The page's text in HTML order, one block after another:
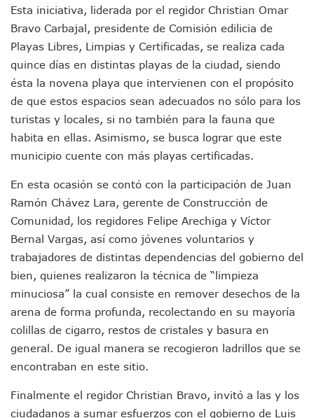
Hallazgo De Yareli Colmenares Tovar Eleva A 4 Cuerpos
Regresa A Puerto Vallarta La Premiación Nacional De La
Ra Aguilar Acompaña A Cientos De Familias En Las
Oleaje Y Riesgo Por Cocodrilos Mantienen Restricciones
“Kato” Supera El Abandono Y Comienza Una Nueva Vida
México Necesitaba 600 Mil Empleos; Solo Generó 262 Mil
Poderoso Terremoto Destruye Edificios Y Puentes En
ATM Incorpora 20 Nuevos Camiones Al Corredor Bahía
Colectivos Piden A Lemus Más Ministerios Públicos Para
Avenida Federación En Puerto Vallarta Registra 80% De
Mercado Vallarta Incluye Reúne A Emprendedores Locales
Morenistas Imparten Taller En Puerto Vallarta
CEDHJ Señala Violaciones A Derechos De Víctima De
Ayutla Bajo Investigación Tras Reporte De Posible
Lluvias E Inundaciones No Detienen El Transporte Público
Bruno Blancas Reúne A Especialistas Para Analizar La
Entregan Aparato Auditivo A Don Juan Ramírez En Puerto
Juan Carlos Castro Realiza Asamblea Informativa En La
Huracán En Formación Podría Generar Oleaje Elevado En
Viajar A Puerto Vallarta Este Verano Puede Costar Hasta
Buscan Reducir Riesgos Por Cocodrilos En Playas De
Plantean “Ley Don Juanito” Al Diputado Federal Bruno
Vecinos De La Playita Reciben A Juan Carlos Castro
Asesinan En Oaxaca Al Periodista Francisco Alejandro
Esta iniciativa, liderada por el regidor Christian Omar
Bravo Carbajal, presidente de Comisión edilicia de
Playas Libres, Limpias y Certificadas, se realiza cada
quince días en distintas playas de la ciudad, siendo
ésta la novena playa que intervienen con el propósito
de que estos espacios sean adecuados no sólo para los
turistas y locales, si no también para la fauna que
habita en ellas. Asimismo, se busca lograr que este
municipio cuente con más playas certificadas.
En esta ocasión se contó con la participación de Juan
Ramón Chávez Lara, gerente de Construcción de
Comunidad, los regidores Felipe Arechiga y Víctor
Bernal Vargas, así como jóvenes voluntarios y
trabajadores de distintas dependencias del gobierno del
bien, quienes realizaron la técnica de “limpieza
minuciosa” la cual consiste en remover desechos de la
arena de forma profunda, recolectando en su mayoría
colillas de cigarro, restos de cristales y basura en
general. De igual manera se recogieron ladrillos que se
encontraban en este sitio.
Finalmente el regidor Christian Bravo, invitó a las y los
ciudadanos a sumar esfuerzos con el gobierno de Luis